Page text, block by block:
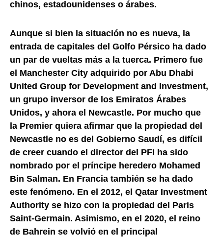
chinos, estadounidenses o árabes.
Aunque si bien la situación no es nueva, la
entrada de capitales del Golfo Pérsico ha dado
un par de vueltas más a la tuerca. Primero fue
el Manchester City adquirido por Abu Dhabi
United Group for Development and Investment,
un grupo inversor de los Emiratos Árabes
Unidos, y ahora el Newcastle. Por mucho que
la Premier quiera afirmar que la propiedad del
Newcastle no es del Gobierno Saudí, es difícil
de creer cuando el director del PFI ha sido
nombrado por el príncipe heredero Mohamed
Bin Salman. En Francia también se ha dado
este fenómeno. En el 2012, el Qatar Investment
Authority se hizo con la propiedad del Paris
Saint-Germain. Asimismo, en el 2020, el reino
de Bahrein se volvió en el principal